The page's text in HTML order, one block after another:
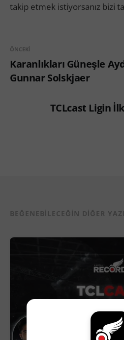
takip etmek istiyorsanız bizi
ÖNCEKI
Karanlıkları Güneşle
Gunnar Solskjaer
TCLcast Ligin
BEĞENEBILECEĞIN DIĞER